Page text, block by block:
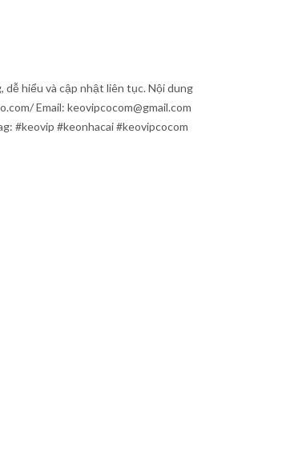
dễ hiểu và cập nhật liên tục. Nội dung
Email: keovipcocom@gmail.com
#keovip #keonhacai #keovipcocom